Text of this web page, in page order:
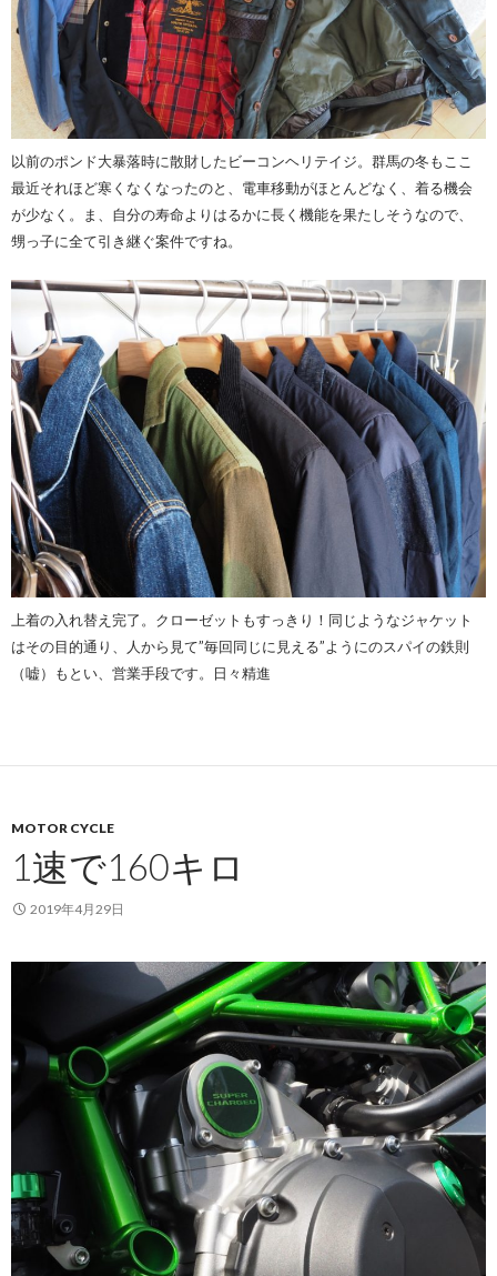
以前のポンド大暴落時に散財したビーコンヘリテイジ。群馬の冬もここ
最近それほど寒くなくなったのと、電車移動がほとんどなく、着る機会
が少なく。ま、自分の寿命よりはるかに長く機能を果たしそうなので、
甥っ子に全て引き継ぐ案件ですね。
上着の入れ替え完了。クローゼットもすっきり！同じようなジャケット
はその目的通り、人から見て”毎回同じに見える”ようにのスパイの鉄則
（嘘）もとい、営業手段です。日々精進
MOTOR CYCLE
1速で160キロ
2019年4月29日